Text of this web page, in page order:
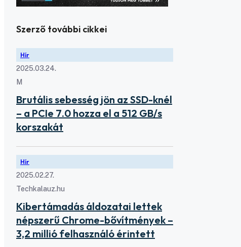
Szerző további cikkei
Hír
2025.03.24.
M
Brutális sebesség jön az SSD-knél
– a PCIe 7.0 hozza el a 512 GB/s
korszakát
Hír
2025.02.27.
Techkalauz.hu
Kibertámadás áldozatai lettek
népszerű Chrome-bővítmények –
3,2 millió felhasználó érintett